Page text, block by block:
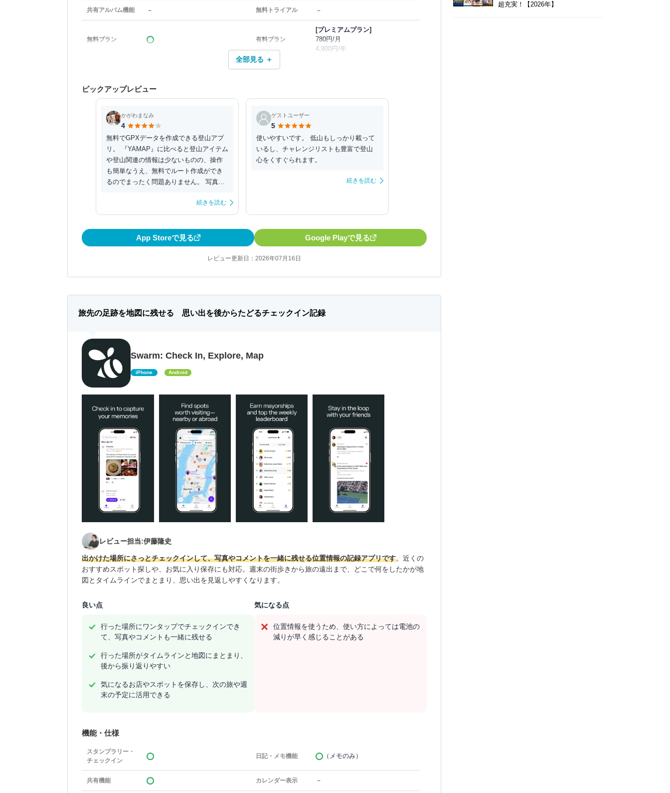
共有アルバム機能 － 無料トライアル －
無料プラン 有料プラン
[プレミアムプラン]
780円/月
4,900円/年
全部見る ＋
ピックアップレビュー
かがわまなみ
4
無料でGPXデータを作成できる登山アプ
リ。 『YAMAP』に比べると登山アイテム
や登山関連の情報は少ないものの、操作
も簡単なうえ、無料でルート作成ができ
るのでまったく問題ありません。 写真の
続きを読む
ゲストユーザー
5
使いやすいです。 低山もしっかり載って
いるし、チャレンジリストも豊富で登山
心をくすぐられます。
続きを読む
App Storeで見る Google Playで見る
レビュー更新日：2026年07月16日
旅先の足跡を地図に残せる 思い出を後からたどるチェックイン記録
Swarm: Check In, Explore, Map
iPhone Android
レビュー担当:伊藤隆史
出かけた場所にさっとチェックインして、写真やコメントを一緒に残せる位置情報の記録アプリです。近くの
おすすめスポット探しや、お気に入り保存にも対応。週末の街歩きから旅の遠出まで、どこで何をしたかが地
図とタイムラインでまとまり、思い出を見返しやすくなります。
良い点
行った場所にワンタップでチェックインでき
て、写真やコメントも一緒に残せる
行った場所がタイムラインと地図にまとまり、
後から振り返りやすい
気になるお店やスポットを保存し、次の旅や週
末の予定に活用できる
気になる点
位置情報を使うため、使い方によっては電池の
減りが早く感じることがある
機能・仕様
スタンプラリー・
チェックイン
日記・メモ機能 （メモのみ）
共有機能 カレンダー表示 －
超充実！【2026年】